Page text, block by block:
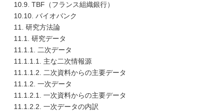
10.9. TBF（フランス組織銀行）
10.10. バイオバンク
11. 研究方法論
11.1. 研究データ
11.1.1. 二次データ
11.1.1.1. 主な二次情報源
11.1.1.2. 二次資料からの主要データ
11.1.2. 一次データ
11.1.2.1. 一次資料からの主要データ
11.1.2.2. 一次データの内訳